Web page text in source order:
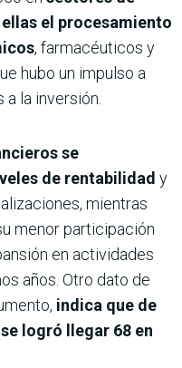
el procesamiento
, farmacéuticos y
hubo un impulso a
la inversión.
se
de rentabilidad y
mientras
menor participación
en actividades
años. Otro dato de
indica que de
logró llegar 68 en